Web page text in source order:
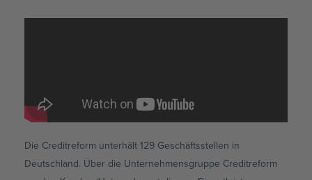
Die Creditreform unterhält 129 Geschäftsstellen in
Deutschland. Über die Unternehmensgruppe Creditreform